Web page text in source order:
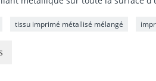
tissu imprimé métallisé mélangé